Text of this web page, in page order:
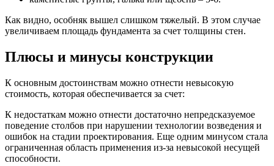
Как видно, особняк вышел слишком тяжелый. В этом случае
увеличиваем площадь фундамента за счет толщины стен.
Плюсы и минусы конструкции
К основным достоинствам можно отнести невысокую
стоимость, которая обеспечивается за счет:
К недостаткам можно отнести достаточно непредсказуемое
поведение столбов при нарушении технологии возведения и
ошибок на стадии проектирования. Еще одним минусом стала
ограниченная область применения из-за невысокой несущей
способности.